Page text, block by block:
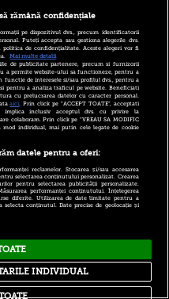
rămână confidențiale
pe dispozitivul dvs., precum identificatorii
Puteți accepta sau gestiona alegerile dvs.
de confidențialitate. Aceste alegeri vor fi
Mai multe detalii
de publicitate partenere, precum si furnizorii
a permite website-ului sa functioneze, pentru a
de interesele si/sau profilul dvs., pentru a
pentru a analiza traficul pe website. Beneficiati
cu prelucrarea datelor cu caracter personal.
aici. Prin click pe “ACCEPT TOATE”, acceptati
implica inclusiv acceptul dvs. cu privire la
colaboram. Prin click pe “VREAU SA MODIFIC
mod individual, mai putin cele legate de cookie
datele pentru a oferi:
reclamelor. Stocarea și/sau accesarea
selectarea conținutului personalizat. Crearea
pentru selectarea publicității personalizate.
performanței conținutului. Înțelegerea
diferite. Utilizarea de date limitate pentru a
conținutul. Date precise de geolocație și
INDIVIDUAL